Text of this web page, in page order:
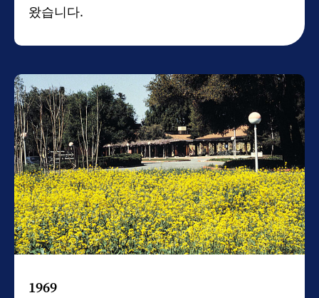
왔습니다.
1969